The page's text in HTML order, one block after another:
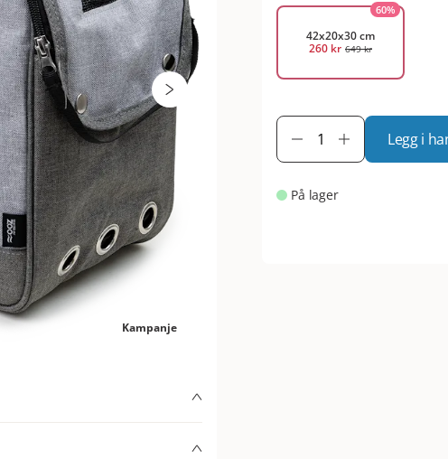
Kampanje
60%
42x20x30 cm
260 kr 649 kr
Legg i
På lager